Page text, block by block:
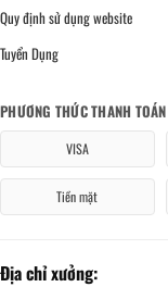
Quy định sử dụng website
Tuyển Dụng
PHƯƠNG THỨC THANH TOÁN
VISA
Tiền mặt
Địa chỉ xưởng: